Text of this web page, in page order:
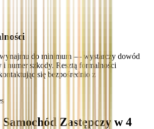
do minimum — wystarczy dowód
numer szkody. Resztą formalności
się bezpośrednio z
Zastępczy w 4